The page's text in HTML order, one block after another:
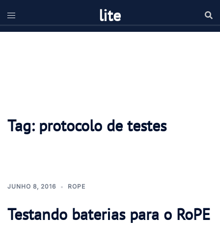
para
o
lite
Tag: protocolo de testes
JUNHO 8, 2016 ROPE
Testando baterias para o RoPE